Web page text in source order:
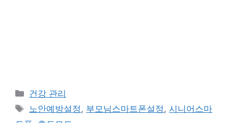
카
테
건강 관리
태
그
노안예방설정 , 부모님스마트폰설정 ,시니어스마